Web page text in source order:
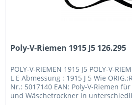
Poly-V-Riemen 1915 J5 126.295
POLY-V-RIEMEN 1915 J5 POLY-V-
L E Abmessung : 1915 J 5 Wie
Nr.: 5017140 EAN: Poly-V-Riemen
und Wäschetrockner in